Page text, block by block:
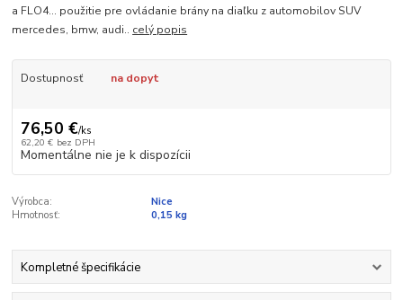
a FLO4... použitie pre ovládanie brány na diaľku z automobilov SUV
mercedes, bmw, audi.. celý popis
Dostupnosť na dopyt
76,50 €/ks
62,20 € bez DPH
Momentálne nie je k dispozícii
Výrobca:
Nice
Hmotnosť:
0,15 kg
Kompletné špecifikácie